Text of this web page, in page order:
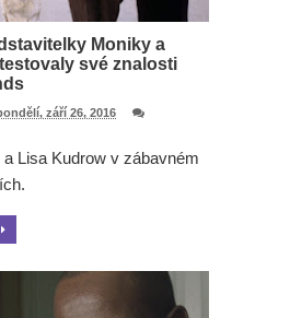
Moniky a
své znalosti
září 26, 2016
Lisa Kudrow v zábavném